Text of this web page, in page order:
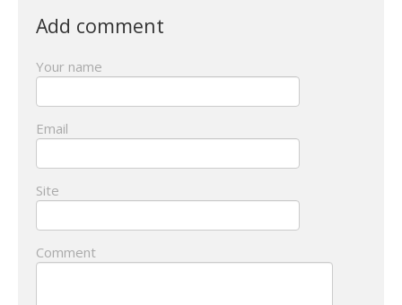
Add comment
Your name
Email
Site
Comment